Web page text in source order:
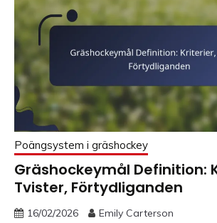
Poängsystem i gräshockey
Gräshockeymål Definition:
Tvister, Förtydliganden
16/02/2026 Emily Carterson